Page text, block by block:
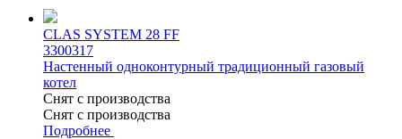
CLAS SYSTEM 28 FF
3300317
Настенный одноконтурный традиционный газовый
котел
Снят с производства
Снят с производства
Подробнее